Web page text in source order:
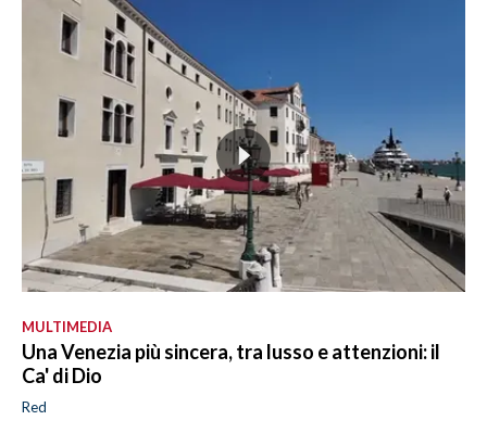
MULTIMEDIA
Una Venezia più sincera, tra lusso e attenzioni: il
Ca' di Dio
Red